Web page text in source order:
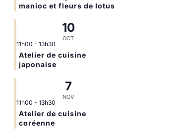
manioc et fleurs de lotus
10
OCT
11h00 - 13h30
Atelier de cuisine
japonaise
7
NOV
11h00 - 13h30
Atelier de cuisine
coréenne